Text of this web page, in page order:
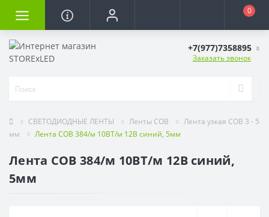
0
+7(977)7358895
Заказать звонок
СВЕТОДИОДНЫЕ ЛЕНТЫ Ленты COB
Лента узкая COB 3 - 5
мм
Лента COB 384/м 10ВТ/м 12В синий, 5мм
Лента COB 384/м 10ВТ/м 12В синий,
5мм